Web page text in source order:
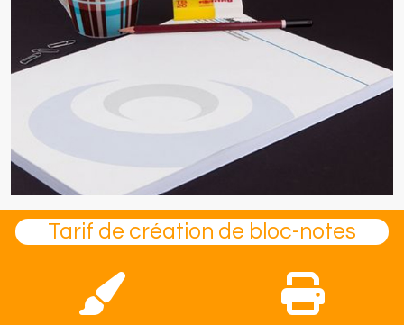
Tarif de création de bloc-notes